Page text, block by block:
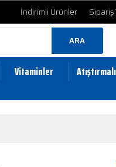
İndirimli Ürünler Sipariş
ARA
Vitaminler